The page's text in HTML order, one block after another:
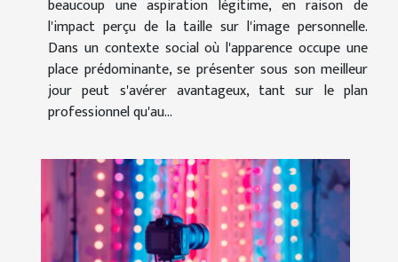
beaucoup une aspiration légitime, en raison de
l'impact perçu de la taille sur l'image personnelle.
Dans un contexte social où l'apparence occupe une
place prédominante, se présenter sous son meilleur
jour peut s'avérer avantageux, tant sur le plan
professionnel qu'au...